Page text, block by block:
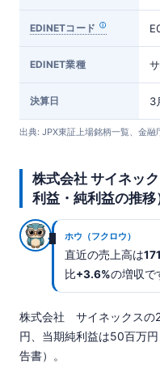
EDINETコード
EDINET業種
決算日 3
出典: JPX東証上場銘柄一覧、金
株式会社 サイネッ
利益・純利益の推移
ホウ（フクロウ）
直近の売上高は
比+3.6%の増収で
株式会社 サイネックスの
円、当期純利益は50百万
告書）。